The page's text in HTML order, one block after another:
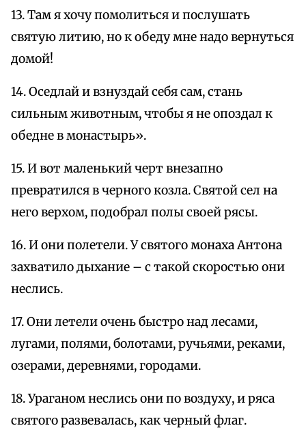
13. Там я хочу помолиться и послушать
святую литию, но к обеду мне надо вернуться
домой!
14. Оседлай и взнуздай себя сам, стань
сильным животным, чтобы я не опоздал к
обедне в монастырь».
15. И вот маленький черт внезапно
превратился в черного козла. Святой сел на
него верхом, подобрал полы своей рясы.
16. И они полетели. У святого монаха Антона
захватило дыхание – с такой скоростью они
неслись.
17. Они летели очень быстро над лесами,
лугами, полями, болотами, ручьями, реками,
озерами, деревнями, городами.
18. Ураганом неслись они по воздуху, и ряса
святого развевалась, как черный флаг.